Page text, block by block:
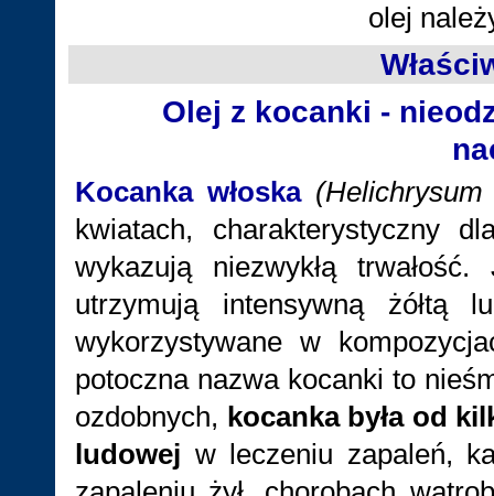
olej
Olej z kocanki -
Kocanka włoska
kwiatach, charakterystyczny
wykazują niezwykłą
utrzymują intensywną żółtą
wykorzystywane w
potoczna nazwa kocanki to
ozdobnych, kocanka była od
ludowej w leczeniu zapaleń,